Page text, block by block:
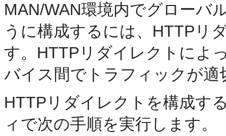
MAN/WAN環境内でグローバ
うに構成するには、HTTPリ
す。HTTPリダイレクトによ
バイス間でトラフィックが適
HTTPリダイレクトを構成す
ィで次の手順を実行します。